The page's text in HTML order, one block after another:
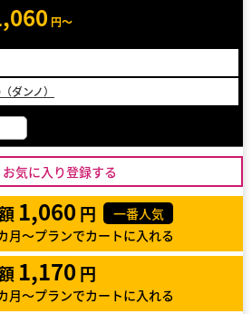
円～
ダンノ）
お気に入り登録する
1,060 円
一番人気
月～プランでカートに入れる
1,170 円
月～プランでカートに入れる